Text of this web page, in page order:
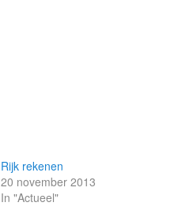
Rijk rekenen
20 november 2013
In "Actueel"